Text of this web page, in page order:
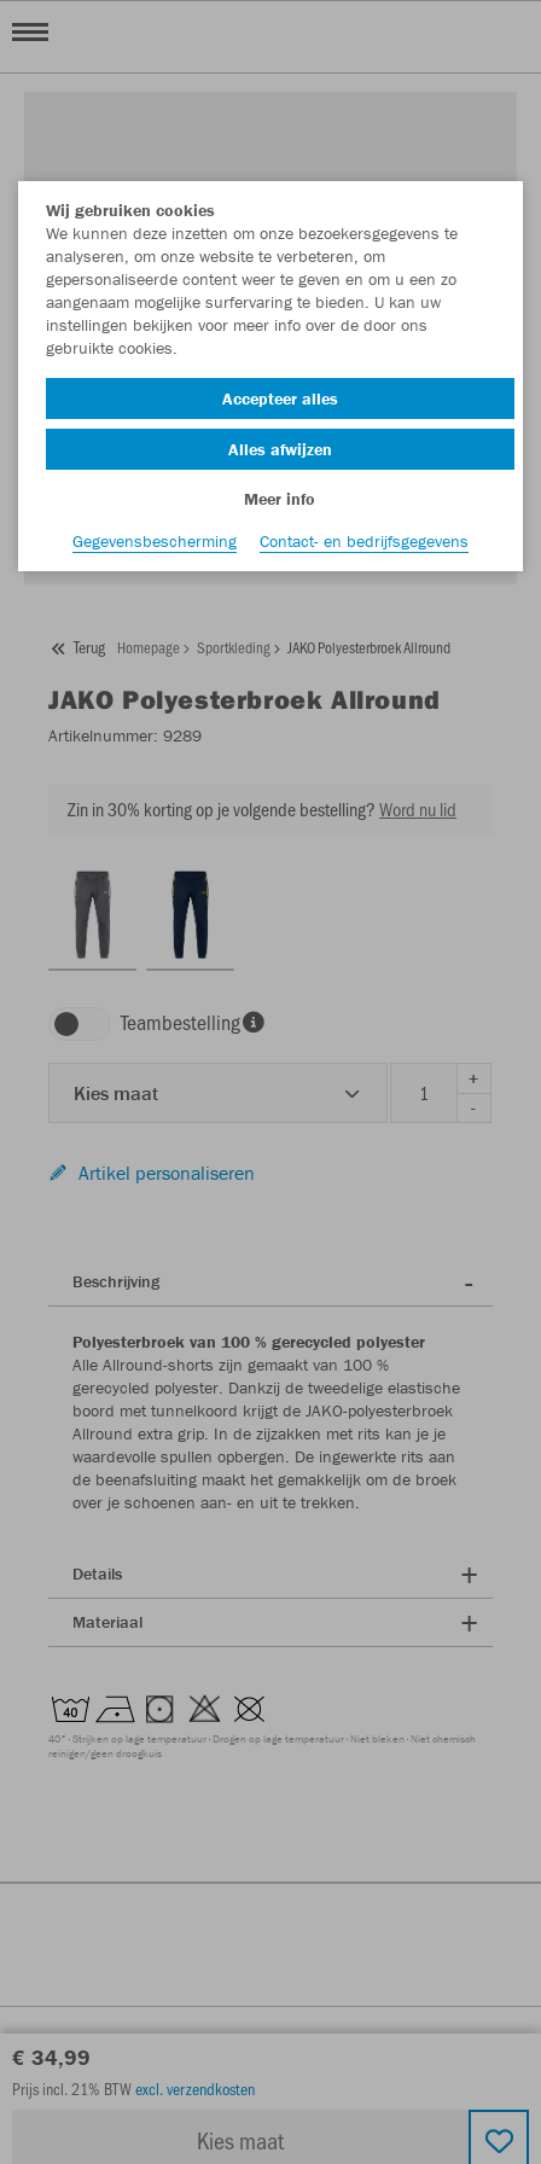
Terug Homepage Sportkleding JAKO Polyesterbroek Allround
JAKO Polyesterbroek Allround
Artikelnummer: 9289
Zin in 30% korting op je volgende bestelling?Word nu lid
Teambestelling
Kies maat
+
-
Artikel personaliseren
€ 34,99
Prijs incl. 21% BTWexcl. verzendkosten
Kies maat
Beschrijving
Polyesterbroek van 100 % gerecycled polyester
Alle Allround-shorts zijn gemaakt van 100 %
gerecycled polyester. Dankzij de tweedelige elastische
boord met tunnelkoord krijgt de JAKO-polyesterbroek
Allround extra grip. In de zijzakken met rits kan je je
waardevolle spullen opbergen. De ingewerkte rits aan
de beenafsluiting maakt het gemakkelijk om de broek
over je schoenen aan- en uit te trekken.
Details
Materiaal
40° Strijken op lage temperatuur Drogen op lage temperatuur Niet bleken Niet chemisch
reinigen/geen droogkuis
Wij gebruiken cookies
We kunnen deze inzetten om onze bezoekersgegevens te
analyseren, om onze website te verbeteren, om
gepersonaliseerde content weer te geven en om u een zo
aangenaam mogelijke surfervaring te bieden. U kan uw
instellingen bekijken voor meer info over de door ons
gebruikte cookies.
Accepteer alles
Alles afwijzen
Meer info
Gegevensbescherming
Contact- en bedrijfsgegevens